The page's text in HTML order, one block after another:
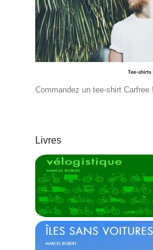
Commandez un tee-shirt Carfree !
Livres